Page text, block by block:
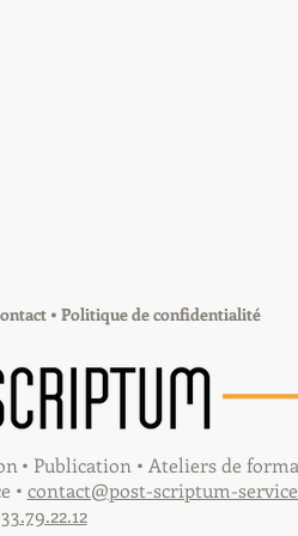
• Politique de confidentialité
• Publication • Ateliers de
• contact@post-scriptum-